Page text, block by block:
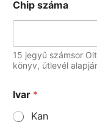
t
é
i
h
e
y
Chip száma
15 jegyű számsor
könyv, útlevél
Ivar *
Kan